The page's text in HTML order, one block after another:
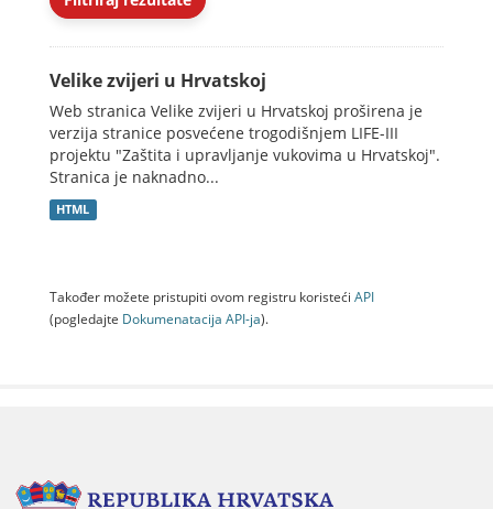
Velike zvijeri u Hrvatskoj
Web stranica Velike zvijeri u Hrvatskoj proširena je
verzija stranice posvećene trogodišnjem LIFE-III
projektu "Zaštita i upravljanje vukovima u Hrvatskoj".
Stranica je naknadno...
HTML
Također možete pristupiti ovom registru koristeći API
(pogledajte Dokumenаtаcijа API-jа).